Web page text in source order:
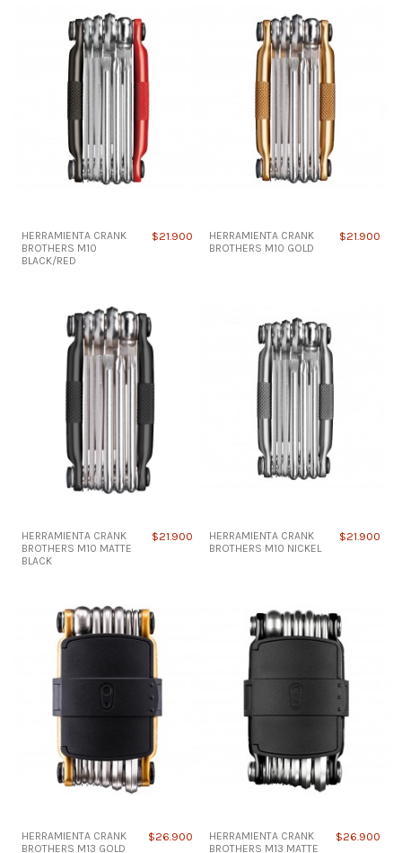
HERRAMIENTA CRANK
BROTHERS M10
BLACK/RED
$21.900
HERRAMIENTA CRANK
BROTHERS M10 GOLD
$21.900
HERRAMIENTA CRANK
BROTHERS M10 MATTE
BLACK
$21.900
HERRAMIENTA CRANK
BROTHERS M10 NICKEL
$21.900
HERRAMIENTA CRANK
BROTHERS M13 GOLD
$26.900
HERRAMIENTA CRANK
BROTHERS M13 MATTE
$26.900